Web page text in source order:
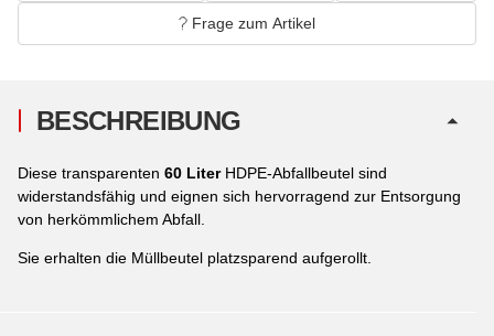
Frage zum Artikel
BESCHREIBUNG
Diese transparenten 60 LiterHDPE-Abfallbeutel sind
widerstandsfähig und eignen sich hervorragend zur Entsorgung
von herkömmlichem Abfall.
Sie erhalten die Müllbeutel platzsparend aufgerollt.